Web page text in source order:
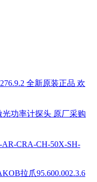
全新原装正品 欢
光功率计探头 原厂采购
AR-CRA-CH-50X-SH-
拉爪95.600.002.3.6